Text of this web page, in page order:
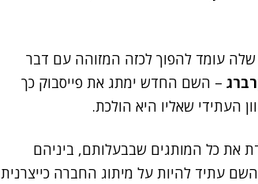
עומד להפוך לכזה המזוהה עם דבר
– השם החדש ימתג את פייסבוק כך
את כל המותגים שבבעלותם, ביניהם
עתיד להיות על מיתוג החברה כייצרנית